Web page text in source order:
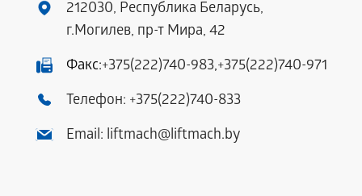
212030, Республика Беларусь,
г.Могилев, пр-т Мира, 42
Факс:+375(222)740-983,+375(222)740-971
Телефон: +375(222)740-833
Email: liftmach@liftmach.by